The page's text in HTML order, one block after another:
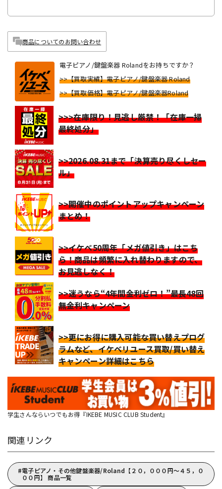
商品についてのお問い合わせ
電子ピアノ/鍵盤楽器 Rolandをお持ちですか？
>>【買取実績】電子ピアノ/鍵盤楽器 Roland
>>【買取価格】電子ピアノ/鍵盤楽器Roland
>>>在庫限り！見逃し厳禁！「在庫一掃
最終処分」
>>2026.08.31まで「決算売り尽くしセー
ル」
>>開催中のポイントアップキャンペーン
まとめ！
>>イケベ50周年「メガ値引き」はこち
ら！商品は頻繁に入れ替わりますので、
お見逃しなく！
>>迷うなら“4年間金利ゼロ！”最長48回
無金利キャンペーン
>>更にお得に購入可能な買い替えプログ
ラムなど、イケベリユース買取/買い替え
キャンペーン詳細はこちら
学生さんならいつでもお得『IKEBE MUSIC CLUB Student』
関連リンク
電子ピアノ・その他鍵盤楽器/Roland【２０，０００円～４５，０
００円】 商品一覧